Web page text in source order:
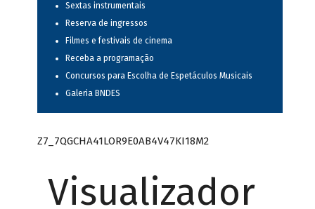
Sextas instrumentais
Reserva de ingressos
Filmes e festivais de cinema
Receba a programação
Concursos para Escolha de Espetáculos Musicais
Galeria BNDES
Z7_7QGCHA41LOR9E0AB4V47KI18M2
Visualizador